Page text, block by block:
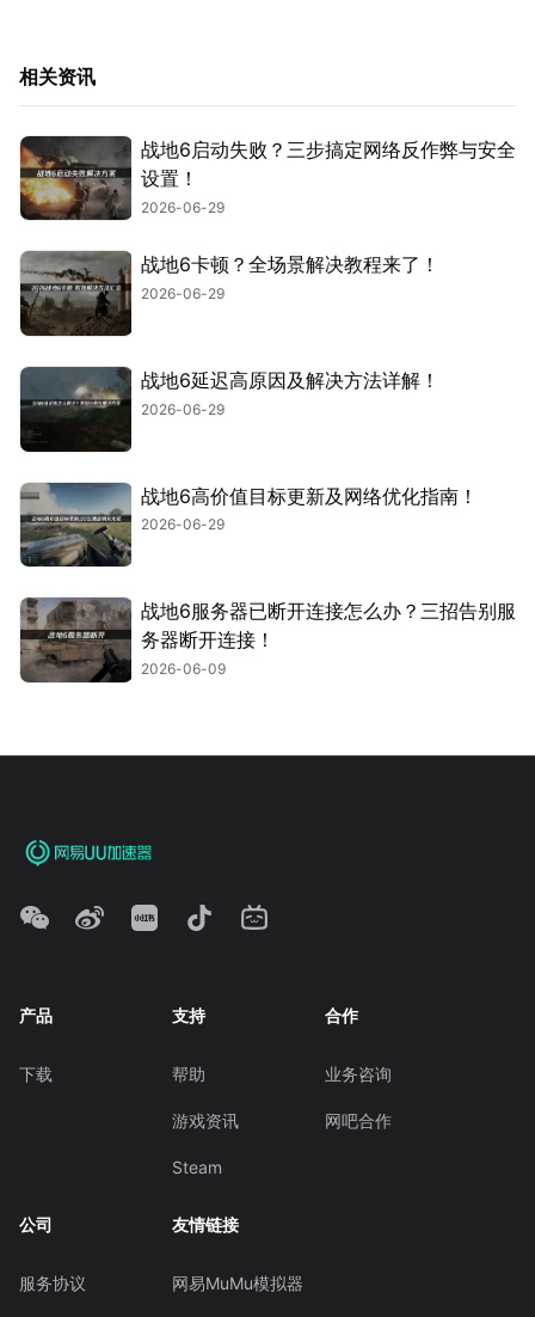
相关资讯
战地6启动失败？三步搞定网络反作弊与安全
设置！
2026-06-29
战地6卡顿？全场景解决教程来了！
2026-06-29
战地6延迟高原因及解决方法详解！
2026-06-29
战地6高价值目标更新及网络优化指南！
2026-06-29
战地6服务器已断开连接怎么办？三招告别服
务器断开连接！
2026-06-09
产品
下载
支持
帮助
游戏资讯
Steam
合作
业务咨询
网吧合作
公司
服务协议
友情链接
网易MuMu模拟器